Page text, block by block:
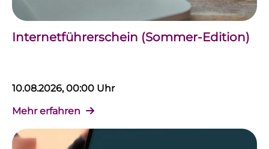
Internetführerschein (Sommer-Edition)
10.08.2026, 00:00 Uhr
Mehr erfahren